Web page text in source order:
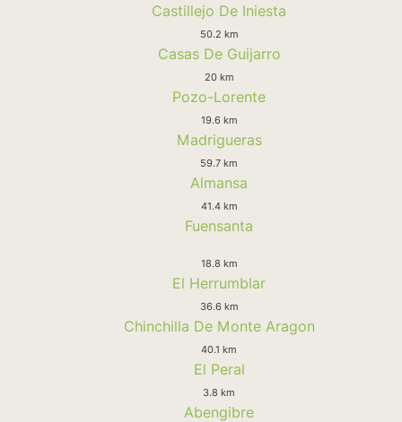
Castillejo De Iniesta
50.2 km
Casas De Guijarro
20 km
Pozo-Lorente
19.6 km
Madrigueras
59.7 km
Almansa
41.4 km
Fuensanta
18.8 km
El Herrumblar
36.6 km
Chinchilla De Monte Aragon
40.1 km
El Peral
3.8 km
Abengibre